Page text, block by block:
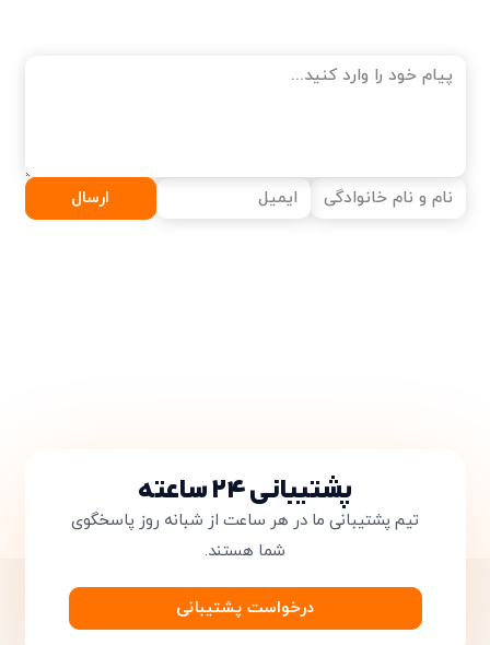
ارسال
پشتیبانی ۲۴ ساعته
تیم پشتیبانی ما در هر ساعت از شبانه روز پاسخگوی
شما هستند.
درخواست پشتیبانی